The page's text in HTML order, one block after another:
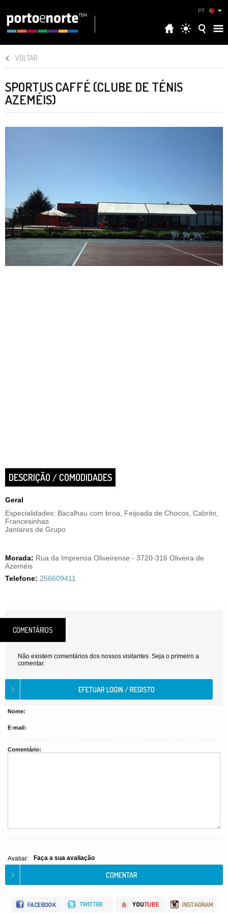
PT
VOLTAR
SPORTUS CAFFÉ (CLUBE DE TÉNIS
AZEMÉIS)
DESCRIÇÃO / COMODIDADES
Geral
Especialidades: Bacalhau com broa, Feijoada de Chocos, Cabrito,
Francesinhas
Jantares de Grupo
Morada: Rua da Imprensa Oliveirense - 3720-316 Oliveira de
Azeméis
Telefone: 256609411
COMENTÁRIOS
Não existem comentários dos nossos visitantes. Seja o primeiro a
comentar.
Nome:
E-mail:
Comentário:
Avaliar: Faça a sua avaliação